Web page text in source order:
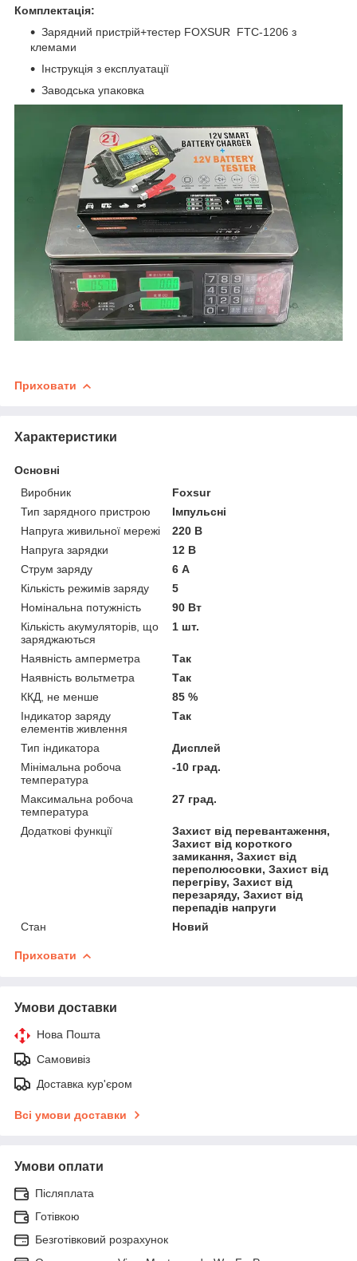
Комплектація:
Зарядний пристрій+тестер FOXSUR FTC-1206 з
клемами
Інструкція з експлуатації
Заводська упаковка
Приховати
Характеристики
Основні
Виробник
Foxsur
Тип зарядного пристрою
Імпульсні
Напруга живильної мережі
220 В
Напруга зарядки
12 В
Струм заряду
6 А
Кількість режимів заряду
5
Номінальна потужність
90 Вт
Кількість акумуляторів, що
заряджаються
1 шт.
Наявність амперметра
Так
Наявність вольтметра
Так
ККД, не менше
85 %
Індикатор заряду
елементів живлення
Так
Тип індикатора
Дисплей
Мінімальна робоча
температура
-10 град.
Максимальна робоча
температура
27 град.
Додаткові функції
Захист від перевантаження,
Захист від короткого
замикання, Захист від
переполюсовки, Захист від
перегріву, Захист від
перезаряду, Захист від
перепадів напруги
Стан
Новий
Приховати
Умови доставки
Нова Пошта
Самовивіз
Доставка кур'єром
Всі умови доставки
Умови оплати
Післяплата
Готівкою
Безготівковий розрахунок